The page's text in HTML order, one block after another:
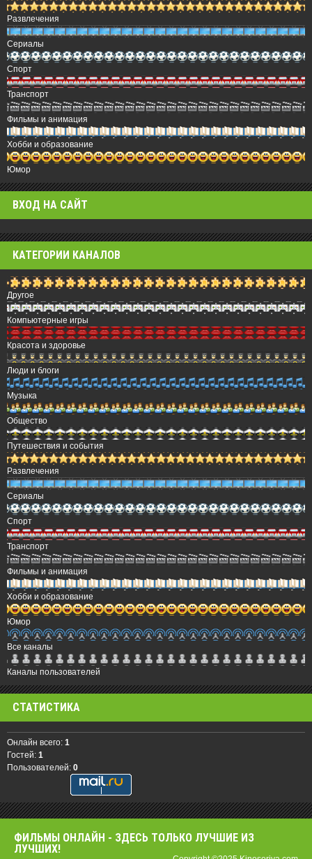
Развлечения
Сериалы
Спорт
Транспорт
Фильмы и анимация
Хобби и образование
Юмор
ВХОД НА САЙТ
КАТЕГОРИИ КАНАЛОВ
Другое
Компьютерные игры
Красота и здоровье
Люди и блоги
Музыка
Общество
Путешествия и события
Развлечения
Сериалы
Спорт
Транспорт
Фильмы и анимация
Хобби и образование
Юмор
Все каналы
Каналы пользователей
СТАТИСТИКА
Онлайн всего: 1
Гостей: 1
Пользователей: 0
ФИЛЬМЫ OНЛАЙН - ЗДЕСЬ ТОЛЬКО ЛУЧШИЕ ИЗ
ЛУЧШИХ!